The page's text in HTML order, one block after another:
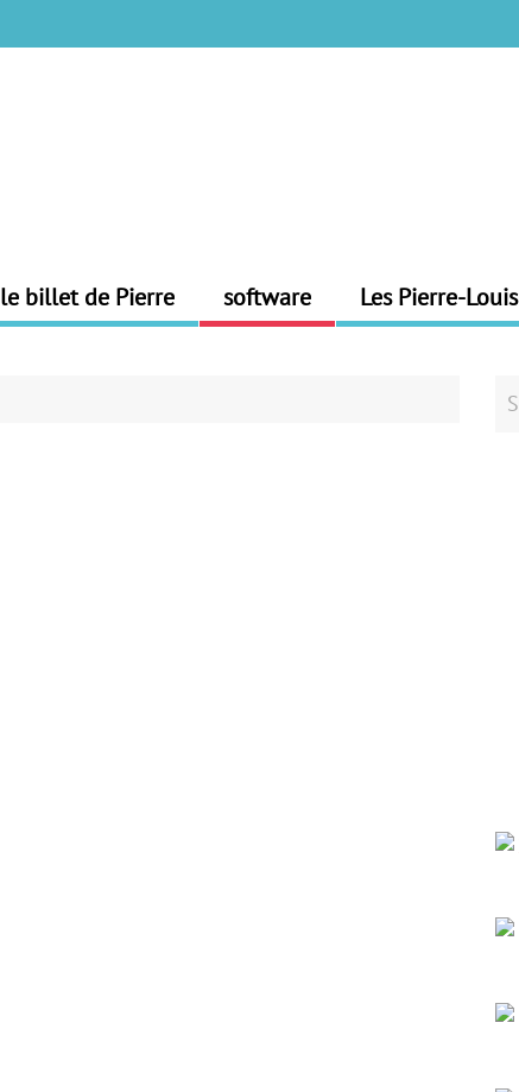
le billet de Pierre software Les Pierre-Louis